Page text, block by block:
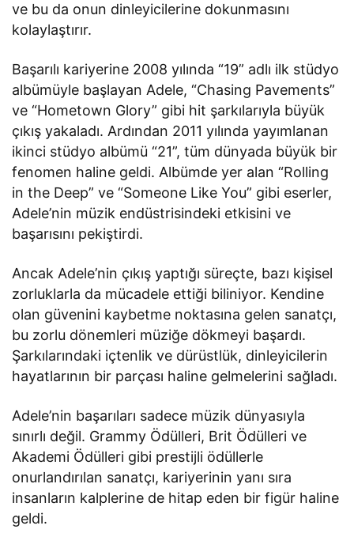
ve bu da onun dinleyicilerine dokunmasını
kolaylaştırır.
Başarılı kariyerine 2008 yılında “19” adlı ilk stüdyo
albümüyle başlayan Adele, “Chasing Pavements”
ve “Hometown Glory” gibi hit şarkılarıyla büyük
çıkış yakaladı. Ardından 2011 yılında yayımlanan
ikinci stüdyo albümü “21”, tüm dünyada büyük bir
fenomen haline geldi. Albümde yer alan “Rolling
in the Deep” ve “Someone Like You” gibi eserler,
Adele’nin müzik endüstrisindeki etkisini ve
başarısını pekiştirdi.
Ancak Adele’nin çıkış yaptığı süreçte, bazı kişisel
zorluklarla da mücadele ettiği biliniyor. Kendine
olan güvenini kaybetme noktasına gelen sanatçı,
bu zorlu dönemleri müziğe dökmeyi başardı.
Şarkılarındaki içtenlik ve dürüstlük, dinleyicilerin
hayatlarının bir parçası haline gelmelerini sağladı.
Adele’nin başarıları sadece müzik dünyasıyla
sınırlı değil. Grammy Ödülleri, Brit Ödülleri ve
Akademi Ödülleri gibi prestijli ödüllerle
onurlandırılan sanatçı, kariyerinin yanı sıra
insanların kalplerine de hitap eden bir figür haline
geldi.